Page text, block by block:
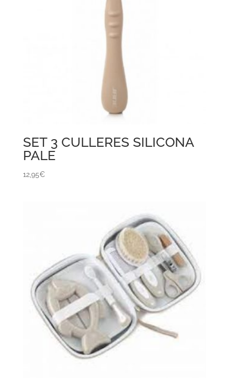
SET 3 CULLERES SILICONA
PALE
12,95€